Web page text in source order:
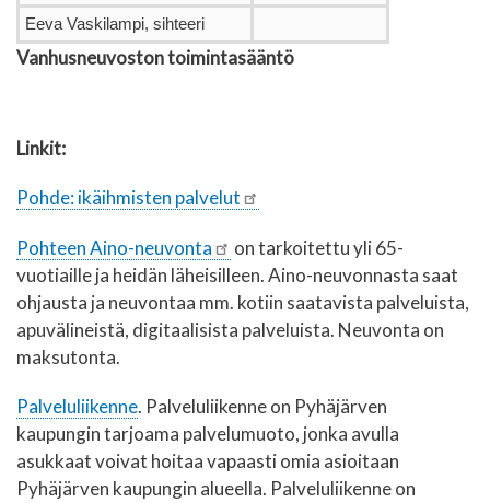
Eeva Vaskilampi, sihteeri
Vanhusneuvoston toimintasääntö
Linkit:
Pohde: ikäihmisten palvelut
Pohteen Aino-neuvonta
on tarkoitettu yli 65-
vuotiaille ja heidän läheisilleen. Aino-neuvonnasta saat
ohjausta ja neuvontaa mm. kotiin saatavista palveluista,
apuvälineistä, digitaalisista palveluista. Neuvonta on
maksutonta.
Palveluliikenne. Palveluliikenne on Pyhäjärven
kaupungin tarjoama palvelumuoto, jonka avulla
asukkaat voivat hoitaa vapaasti omia asioitaan
Pyhäjärven kaupungin alueella. Palveluliikenne on